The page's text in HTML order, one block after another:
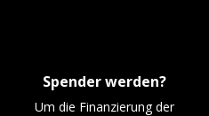
Spender werden?
Um die Finanzierung der